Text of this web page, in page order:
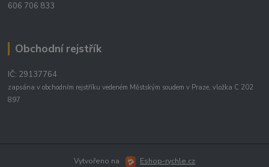
606 706 833
Obchodní rejstřík
IČ: 29137764
zapsána v obchodním rejstříku vedeném Městským soudem v Praze, vložka C 202
897
Vytvořeno na Eshop-rychle.cz